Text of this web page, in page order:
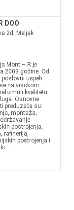
DOO
2d, Meljak
Mont – R je
2003 godine. Od
uspeh
na visokom
i kvalitetu
Osnovne
preduzeća su:
montaža,
postrojenja,
rafinerija,
postrojenja i